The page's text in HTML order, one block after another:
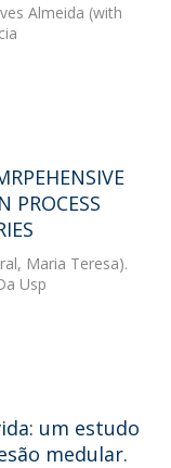
Almeida (with
PROCESS
Maria Teresa).
Usp
um estudo
medular.